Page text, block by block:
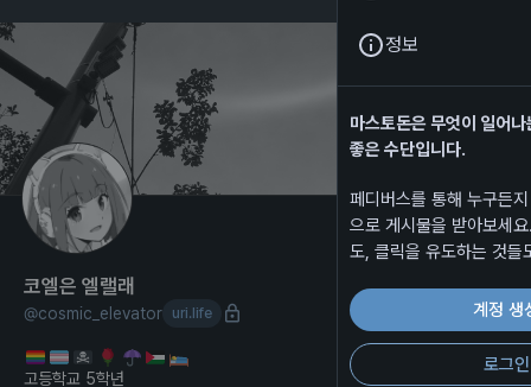
코엘은 엘랠래
@cosmic_elevator uri.life
고등학교 5학년
정보
마스토돈은 무엇이 일어
좋은 수단입니다.
페디버스를 통해 누구든
으로 게시물을 받아보세
도, 클릭을 유도하는 것들
계정 생
로그인